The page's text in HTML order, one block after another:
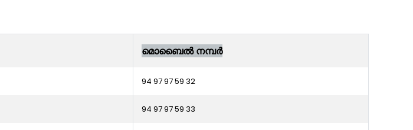
മൊബൈൽ നമ്പർ
94 97 97 59 32
94 97 97 59 33